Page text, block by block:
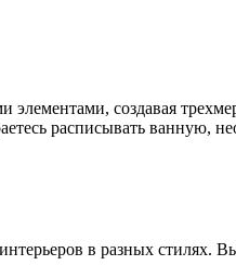
создавая
расписывать ванную,
в разных стилях.